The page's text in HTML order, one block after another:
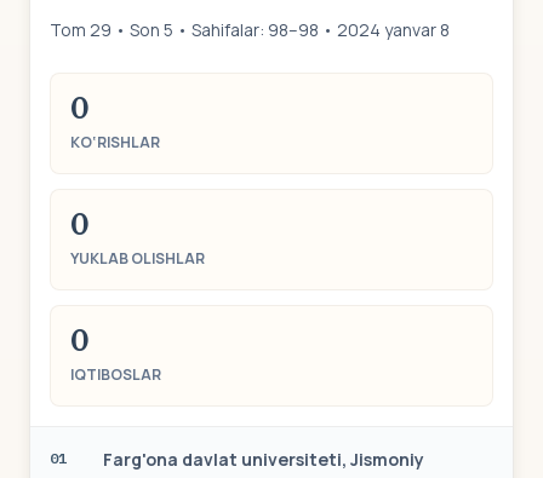
Tom 29 • Son 5 • Sahifalar: 98–98 • 2024 yanvar 8
0
KO‘RISHLAR
0
YUKLAB OLISHLAR
0
IQTIBOSLAR
01
Farg'ona davlat universiteti, Jismoniy